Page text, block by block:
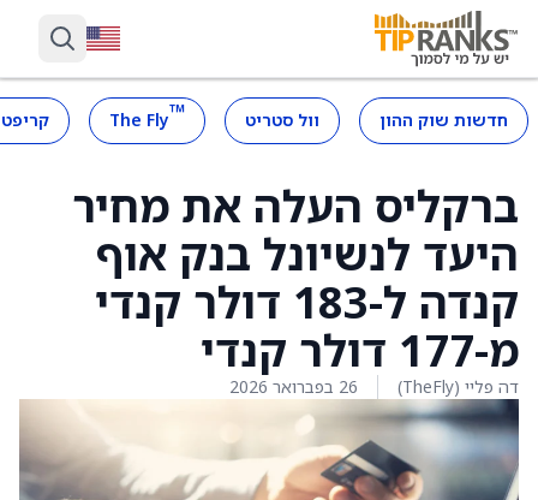
חדשות שוק ההון וול סטריט ™
The Fly
ברקליס העלה את מחיר
היעד לנשיונל בנק אוף
קנדה ל-183 דולר קנדי
מ-177 דולר קנדי
דה פליי (TheFly) 26 בפברואר 2026